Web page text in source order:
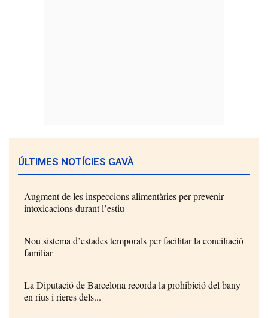
ÚLTIMES NOTÍCIES GAVÀ
Augment de les inspeccions alimentàries per prevenir
intoxicacions durant l’estiu
Nou sistema d’estades temporals per facilitar la conciliació
familiar
La Diputació de Barcelona recorda la prohibició del bany
en rius i rieres dels...